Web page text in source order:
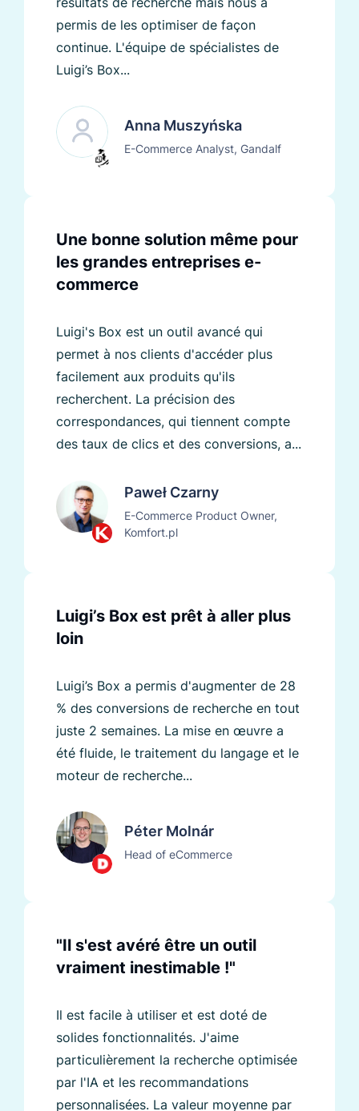
permis de les optimiser de façon
continue. L'équipe de spécialistes de
Luigi’s Box...
Anna Muszyńska
E-Commerce Analyst, Gandalf
Une bonne solution même pour
les grandes entreprises e-
commerce
Luigi's Box est un outil avancé qui
permet à nos clients d'accéder plus
facilement aux produits qu'ils
recherchent. La précision des
correspondances, qui tiennent compte
des taux de clics et des conversions, a...
Paweł Czarny
E-Commerce Product Owner,
Komfort.pl
Luigi’s Box est prêt à aller plus
loin
Luigi’s Box a permis d'augmenter de 28
% des conversions de recherche en tout
juste 2 semaines. La mise en œuvre a
été fluide, le traitement du langage et le
moteur de recherche...
Péter Molnár
Head of eCommerce
"Il s'est avéré être un outil
vraiment inestimable !"
Il est facile à utiliser et est doté de
solides fonctionnalités. J'aime
particulièrement la recherche optimisée
par l'IA et les recommandations
personnalisées. La valeur moyenne par